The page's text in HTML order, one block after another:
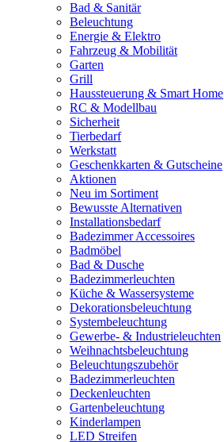
Bad & Sanitär
Beleuchtung
Energie & Elektro
Fahrzeug & Mobilität
Garten
Grill
Haussteuerung & Smart Home
RC & Modellbau
Sicherheit
Tierbedarf
Werkstatt
Geschenkkarten & Gutscheine
Aktionen
Neu im Sortiment
Bewusste Alternativen
Installationsbedarf
Badezimmer Accessoires
Badmöbel
Bad & Dusche
Badezimmerleuchten
Küche & Wassersysteme
Dekorationsbeleuchtung
Systembeleuchtung
Gewerbe- & Industrieleuchten
Weihnachtsbeleuchtung
Beleuchtungszubehör
Badezimmerleuchten
Deckenleuchten
Gartenbeleuchtung
Kinderlampen
LED Streifen